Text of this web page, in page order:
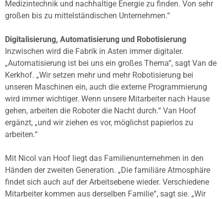
Medizintechnik und nachhaltige Energie zu finden. Von sehr
großen bis zu mittelständischen Unternehmen.“
Digitalisierung, Automatisierung und Robotisierung
Inzwischen wird die Fabrik in Asten immer digitaler.
„Automatisierung ist bei uns ein großes Thema“, sagt Van de
Kerkhof. „Wir setzen mehr und mehr Robotisierung bei
unseren Maschinen ein, auch die externe Programmierung
wird immer wichtiger. Wenn unsere Mitarbeiter nach Hause
gehen, arbeiten die Roboter die Nacht durch.“ Van Hoof
ergänzt, „und wir ziehen es vor, möglichst papierlos zu
arbeiten.“
Mit Nicol van Hoof liegt das Familienunternehmen in den
Händen der zweiten Generation. „Die familiäre Atmosphäre
findet sich auch auf der Arbeitsebene wieder. Verschiedene
Mitarbeiter kommen aus derselben Familie“, sagt sie. „Wir